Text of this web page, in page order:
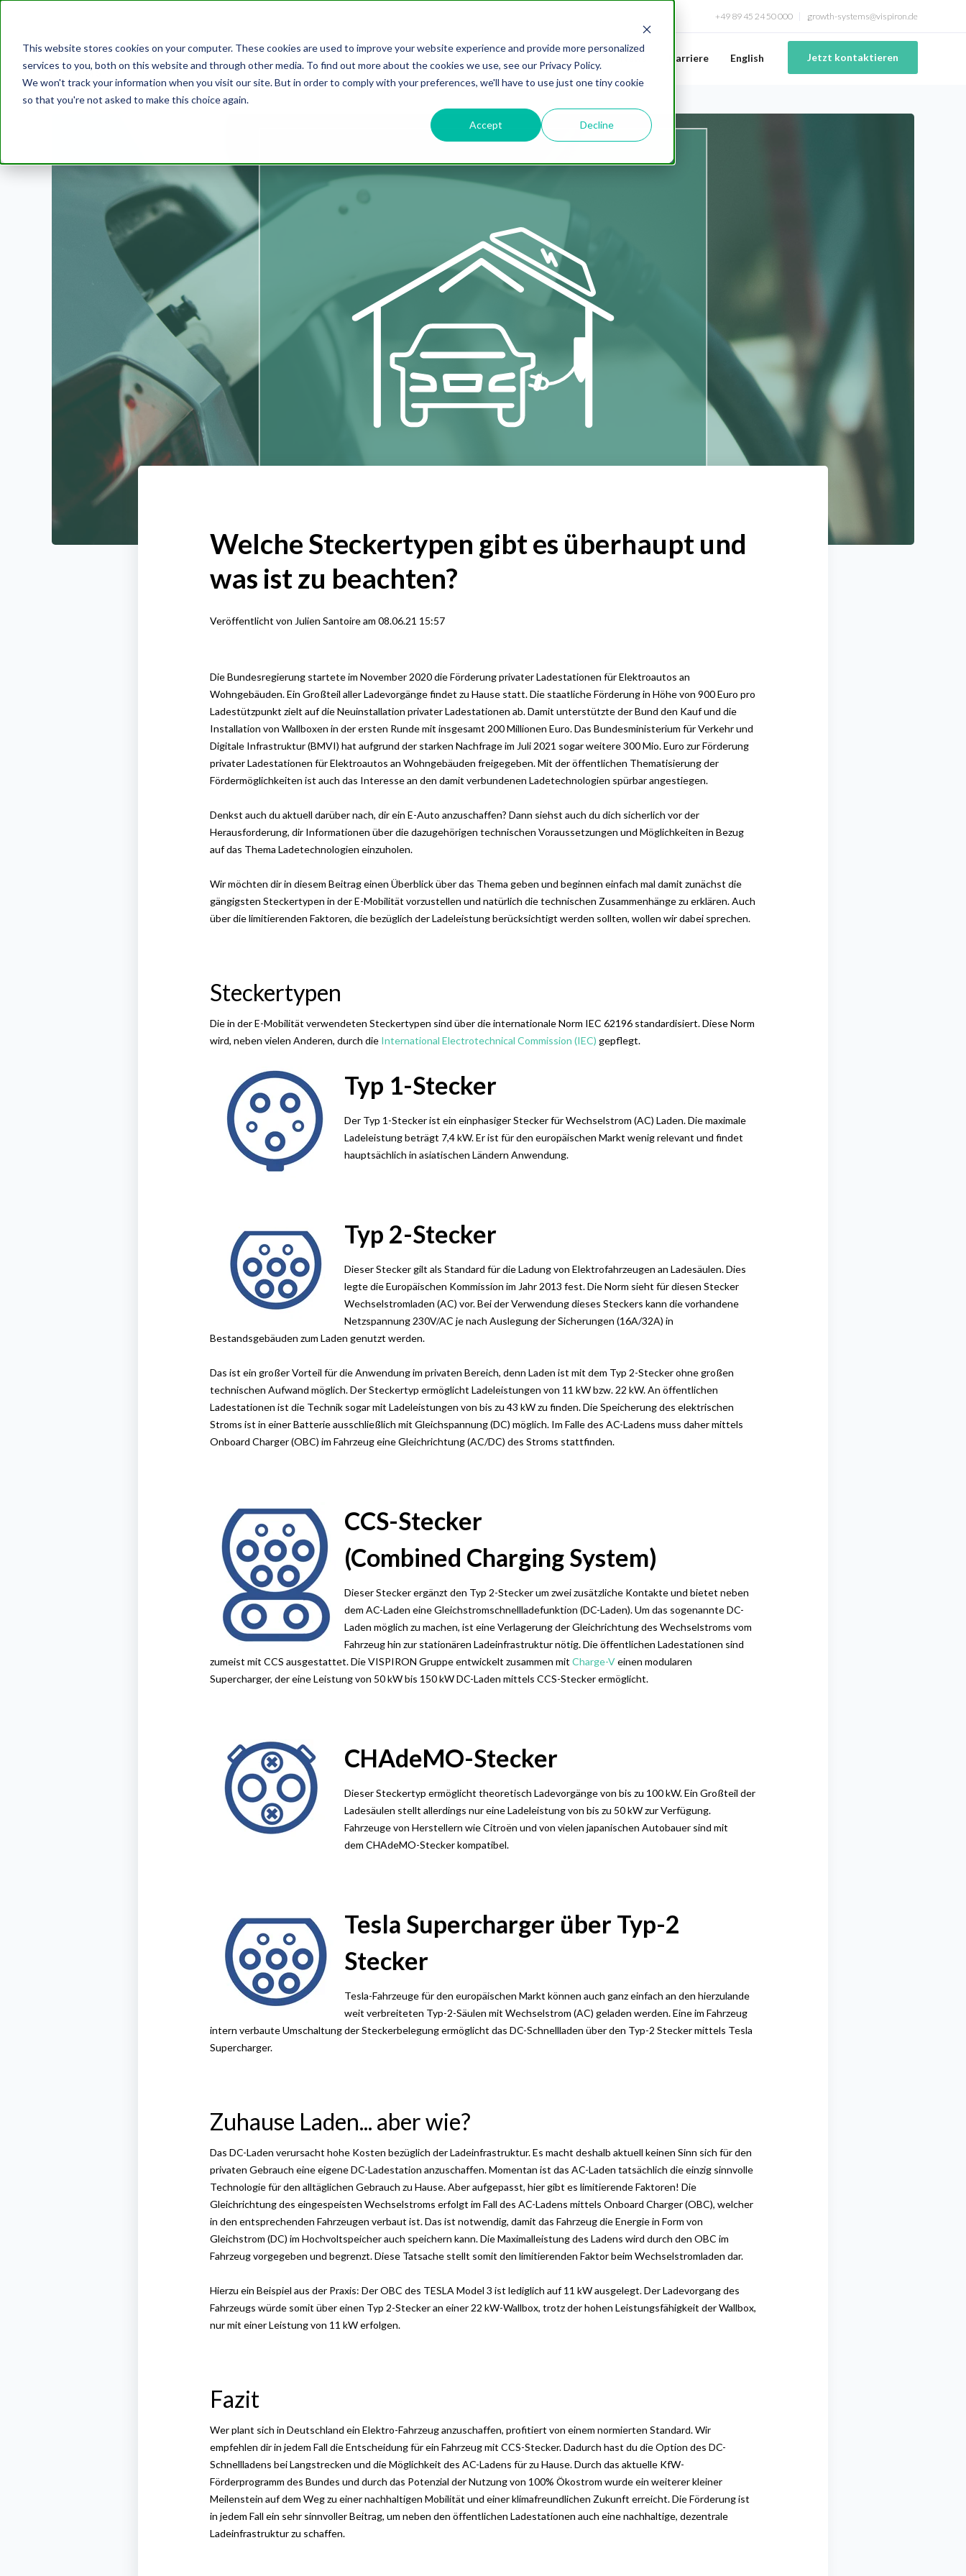
This website stores cookies on your computer. These cookies are used to improve your website experience and provide more personalized
services to you, both on this website and through other media. To find out more about the cookies we use, see our Privacy Policy.
We won't track your information when you visit our site. But in order to comply with your preferences, we'll have to use just one tiny cookie
so that you're not asked to make this choice again.
Accept Decline
+49 89 45 24 50 000 growth-systems@vispiron.de
Karriere English Jetzt kontaktieren
Welche Steckertypen gibt es überhaupt und
was ist zu beachten?​
Veröffentlicht von Julien Santoiream 08.06.21 15:57
Die Bundesregierung startete im November 2020 die Förderung privater Ladestationen fürElektroautos an
Wohngebäuden. Ein Großteil aller Ladevorgänge findet zu Hause statt. Die staatliche Förderungin Höhe von 900 Euro pro
Ladestützpunkt zielt auf die Neuinstallation privaterLadestationen ab. Damit unterstützte der Bund den Kauf und die
Installation von Wallboxen in der ersten Runde mit insgesamt 200 Millionen Euro. Das Bundesministerium für Verkehr und
Digitale Infrastruktur (BMVI) hat aufgrund der starken Nachfrage im Juli 2021 sogar weitere 300 Mio. Euro zur Förderung
privater Ladestationen für Elektroautos an Wohngebäuden freigegeben.Mit der öffentlichen Thematisierung der
Fördermöglichkeiten ist auch das Interesse an den damit verbundenen Ladetechnologien spürbar angestiegen.
Denkst auch du aktuell darüber nach, dir ein E-Auto anzuschaffen? Dann siehst auch du dich sicherlich vor der
Herausforderung, dir Informationen über die dazugehörigen technischen Voraussetzungen und Möglichkeiten in Bezug
auf das Thema Ladetechnologien einzuholen.
Wir möchten dir in diesem Beitrag einen Überblick über das Thema geben und beginnen einfach mal damit zunächst die
gängigsten Steckertypen in der E-Mobilität vorzustellen und natürlich dietechnischen Zusammenhänge zu erklären. Auch
über die limitierenden Faktoren, die bezüglich derLadeleistung berücksichtigt werden sollten, wollen wir dabei sprechen.
Steckertypen
Die in der E-Mobilität verwendeten Steckertypen sind über die internationale Norm IEC 62196 standardisiert.Diese Norm
wird, neben vielen Anderen, durch die International Electrotechnical Commission (IEC) gepflegt.
Typ 1-Stecker
Der Typ 1-Stecker ist ein einphasiger Stecker für Wechselstrom (AC) Laden. Die maximale
Ladeleistung beträgt 7,4 kW.Er ist für den europäischen Markt wenig relevant und findet
hauptsächlich in asiatischen Ländern Anwendung.
Typ 2-Stecker
Dieser Stecker gilt als Standard für die Ladung von Elektrofahrzeugen an Ladesäulen. Dies
legte die Europäischen Kommission im Jahr 2013 fest. Die Norm sieht für diesen Stecker
Wechselstromladen (AC) vor. Bei der Verwendung dieses Steckers kann die vorhandene
Netzspannung 230V/AC je nach Auslegung der Sicherungen (16A/32A) in
Bestandsgebäuden zum Laden genutzt werden.
Das ist ein großer Vorteil für die Anwendung im privaten Bereich, denn Laden ist mit dem Typ 2-Steckerohne großen
technischen Aufwand möglich.Der Steckertyp ermöglicht Ladeleistungen von 11 kW bzw. 22 kW. An öffentlichen
Ladestationen ist die Technik sogar mit Ladeleistungen von bis zu 43 kW zu finden. Die Speicherung des elektrischen
Stroms ist in einerBatterie ausschließlich mit Gleichspannung (DC) möglich. Im Falle des AC-Ladens muss daher mittels
Onboard Charger (OBC) im Fahrzeug eineGleichrichtung (AC/DC) des Stroms stattfinden.
CCS-Stecker
(Combined ChargingSystem)
Dieser Stecker ergänzt den Typ 2-Stecker um zwei zusätzliche Kontakteund bietet neben
dem AC-Laden eine Gleichstromschnellladefunktion (DC-Laden). Um das sogenannte DC-
Laden möglich zu machen, ist eine Verlagerung derGleichrichtung des Wechselstroms vom
Fahrzeug hin zur stationären Ladeinfrastruktur nötig.Die öffentlichen Ladestationen sind
zumeist mit CCS ausgestattet. DieVISPIRON Gruppe entwickelt zusammen mit Charge-Veinen modularen
Supercharger, der eine Leistung von 50 kW bis 150 kW DC-Laden mittels CCS-Stecker ermöglicht.
CHAdeMO-Stecker
Dieser Steckertyp ermöglicht theoretisch Ladevorgänge von bis zu 100kW. Ein Großteil der
Ladesäulen stellt allerdings nur eine Ladeleistung von bis zu 50 kWzur Verfügung.
Fahrzeuge von Herstellern wie Citroën und von vielen japanischen Autobauer sind mit
dem CHAdeMO-Stecker kompatibel.
Tesla Supercharger über Typ-2
Stecker
Tesla-Fahrzeuge für den europäischen Markt können auch ganz einfach an den hierzulande
weit verbreiteten Typ-2-Säulen mit Wechselstrom (AC) geladen werden. Eine im Fahrzeug
intern verbaute Umschaltung der Steckerbelegung ermöglicht das DC-Schnellladen über den Typ-2 Stecker mittels Tesla
Supercharger.
Zuhause Laden... aber wie?
Das DC-Laden verursacht hohe Kosten bezüglich der Ladeinfrastruktur. Es macht deshalb aktuell keinen Sinn sich für den
privaten Gebrauch eine eigene DC-Ladestation anzuschaffen. Momentan ist das AC-Laden tatsächlich die einzig sinnvolle
Technologie für den alltäglichen Gebrauch zu Hause. Aber aufgepasst, hier gibt es limitierende Faktoren! Die
Gleichrichtung des eingespeisten Wechselstroms erfolgt im Fall des AC-Ladens mittels Onboard Charger (OBC), welcher
in den entsprechenden Fahrzeugen verbaut ist. Das ist notwendig, damit das Fahrzeug die Energiein Form von
Gleichstrom (DC) im Hochvoltspeicher auch speichern kann. Die Maximalleistung des Ladens wird durch den OBC im
Fahrzeug vorgegeben und begrenzt. Diese Tatsache stellt somit den limitierenden Faktor beim Wechselstromladen dar.
Hierzu ein Beispiel aus der Praxis: Der OBC des TESLA Model 3 ist lediglich auf 11 kW ausgelegt.Der Ladevorgang des
Fahrzeugs würde somit über einen Typ 2-Stecker an einer 22 kW-Wallbox, trotz der hohen Leistungsfähigkeit der Wallbox,
nur mit einer Leistung von 11 kW erfolgen.
Fazit
Wer plant sich in Deutschland ein Elektro-Fahrzeug anzuschaffen, profitiert von einem normierten Standard. Wir
empfehlen dir in jedem Fall die Entscheidung für ein Fahrzeug mit CCS-Stecker. Dadurch hast du die Option des DC-
Schnellladens bei Langstrecken und die Möglichkeit des AC-Ladens für zu Hause. Durch das aktuelle KfW-
Förderprogramm des Bundes und durch das Potenzial der Nutzung von 100% Ökostrom wurde ein weiterer kleiner
Meilenstein auf dem Weg zu einer nachhaltigen Mobilität und einer klimafreundlichen Zukunft erreicht.Die Förderung ist
in jedem Fall ein sehr sinnvoller Beitrag, um neben den öffentlichen Ladestationen auch eine nachhaltige, dezentrale
Ladeinfrastruktur zu schaffen.